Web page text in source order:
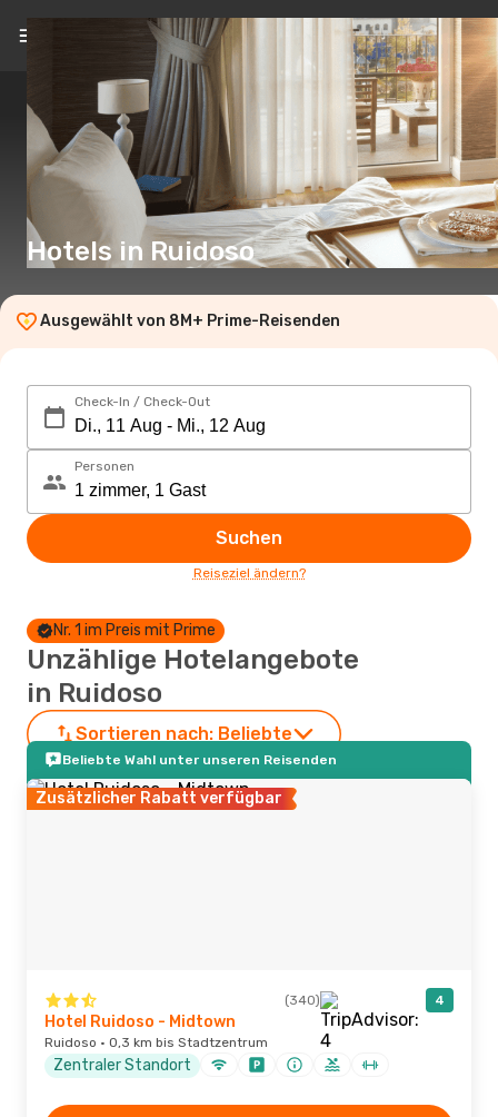
DE(€)
Hotels in Ruidoso
Ausgewählt von 8M+ Prime-Reisenden
Check-In / Check-Out
Personen
Suchen
Reiseziel ändern?
Nr. 1 im Preis mit Prime
Unzählige Hotelangebote
in Ruidoso
Sortieren nach: Beliebte
Beliebte Wahl unter unseren Reisenden
Zusätzlicher Rabatt verfügbar
(340) 4
Hotel Ruidoso - Midtown
Ruidoso · 0,3 km bis Stadtzentrum
Zentraler Standort